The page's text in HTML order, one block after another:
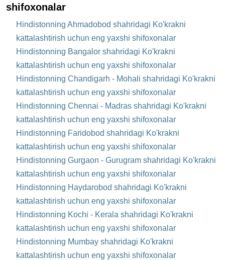
shifoxonalar
Hindistonning Ahmadobod shahridagi Ko'krakni
kattalashtirish uchun eng yaxshi shifoxonalar
Hindistonning Bangalor shahridagi Ko'krakni
kattalashtirish uchun eng yaxshi shifoxonalar
Hindistonning Chandigarh - Mohali shahridagi Ko'krakni
kattalashtirish uchun eng yaxshi shifoxonalar
Hindistonning Chennai - Madras shahridagi Ko'krakni
kattalashtirish uchun eng yaxshi shifoxonalar
Hindistonning Faridobod shahridagi Ko'krakni
kattalashtirish uchun eng yaxshi shifoxonalar
Hindistonning Gurgaon - Gurugram shahridagi Ko'krakni
kattalashtirish uchun eng yaxshi shifoxonalar
Hindistonning Haydarobod shahridagi Ko'krakni
kattalashtirish uchun eng yaxshi shifoxonalar
Hindistonning Kochi - Kerala shahridagi Ko'krakni
kattalashtirish uchun eng yaxshi shifoxonalar
Hindistonning Mumbay shahridagi Ko'krakni
kattalashtirish uchun eng yaxshi shifoxonalar